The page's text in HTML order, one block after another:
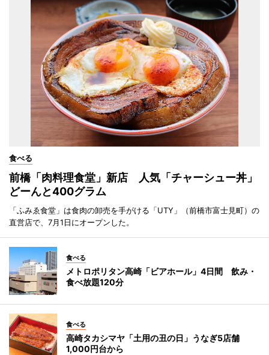
食べる
前橋「肉料理食堂」新店 人気「チャーシュー丼」
どーんと400グラム
「ふみゑ食堂」は食肉の卸売を手がける「UTY」（前橋市富士見町）の
直営店で、7月1日にオープンした。
食べる
メトロポリタン高崎「ビアホール」4日間 飲み・
食べ放題120分
食べる
高崎タカシマヤ「土用の丑の日」うなぎ5店舗
1,000円台から